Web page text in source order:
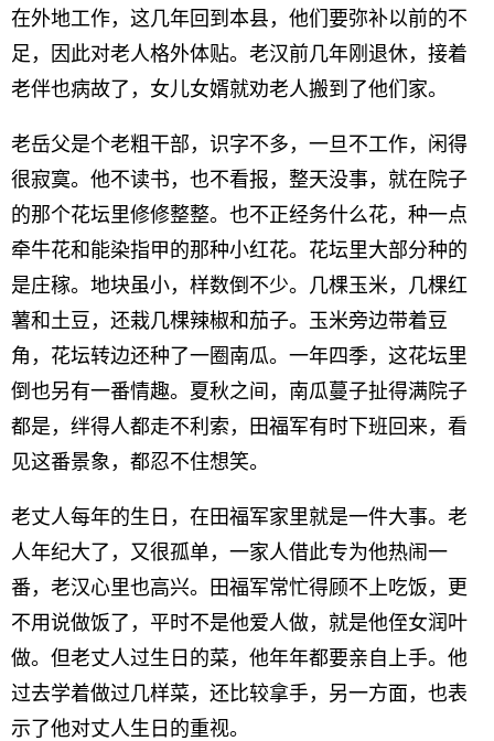
在外地工作，这几年回到本县，他们要弥补以前的不
足，因此对老人格外体贴。老汉前几年刚退休，接着
老伴也病故了，女儿女婿就劝老人搬到了他们家。
老岳父是个老粗干部，识字不多，一旦不工作，闲得
很寂寞。他不读书，也不看报，整天没事，就在院子
的那个花坛里修修整整。也不正经务什么花，种一点
牵牛花和能染指甲的那种小红花。花坛里大部分种的
是庄稼。地块虽小，样数倒不少。几棵玉米，几棵红
薯和土豆，还栽几棵辣椒和茄子。玉米旁边带着豆
角，花坛转边还种了一圈南瓜。一年四季，这花坛里
倒也另有一番情趣。夏秋之间，南瓜蔓子扯得满院子
都是，绊得人都走不利索，田福军有时下班回来，看
见这番景象，都忍不住想笑。
老丈人每年的生日，在田福军家里就是一件大事。老
人年纪大了，又很孤单，一家人借此专为他热闹一
番，老汉心里也高兴。田福军常忙得顾不上吃饭，更
不用说做饭了，平时不是他爱人做，就是他侄女润叶
做。但老丈人过生日的菜，他年年都要亲自上手。他
过去学着做过几样菜，还比较拿手，另一方面，也表
示了他对丈人生日的重视。